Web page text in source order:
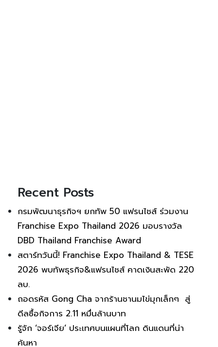
Recent Posts
กรมพัฒนาธุรกิจฯ ยกทัพ 50 แฟรนไชส์ ร่วมงาน
Franchise Expo Thailand 2026 มอบรางวัล
DBD Thailand Franchise Award
สตาร์ทวันนี้! Franchise Expo Thailand & TESE
2026 พบทัพธุรกิจ&แฟรนไชส์ คาดเงินสะพัด 220
ลบ.
ถอดรหัส Gong Cha จากร้านชานมไข่มุกเล็กๆ สู่
ดีลซื้อกิจการ 2.11 หมื่นล้านบาท
รู้จัก ‘จอร์เจีย’ ประเทศบนแผนที่โลก ดินแดนที่น่า
ค้นหา